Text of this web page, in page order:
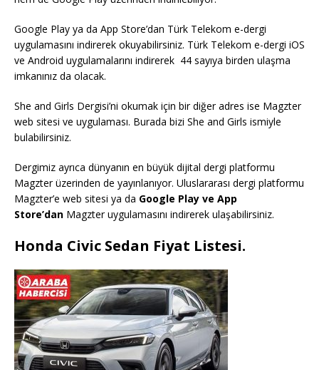
Google Play ya da App Store’dan Türk Telekom e-dergi
uygulamasını indirerek okuyabilirsiniz. Türk Telekom e-dergi iOS
ve Android uygulamalarını indirerek 44 sayıya birden ulaşma
imkanınız da olacak.
She and Girls Dergisi’ni okumak için bir diğer adres ise Magzter
web sitesi ve uygulaması. Burada bizi She and Girls ismiyle
bulabilirsiniz.
Dergimiz ayrıca dünyanın en büyük dijital dergi platformu
Magzter üzerinden de yayınlanıyor. Uluslararası dergi platformu
Magzter’e web sitesi ya da Google Play ve App
Store’dan Magzter uygulamasını indirerek ulaşabilirsiniz.
Honda Civic Sedan Fiyat Listesi.